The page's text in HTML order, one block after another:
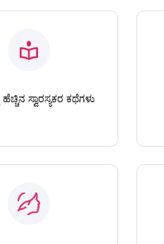
ಸ್ವಾರಸ್ಯಕರ ಕಥೆಗಳು